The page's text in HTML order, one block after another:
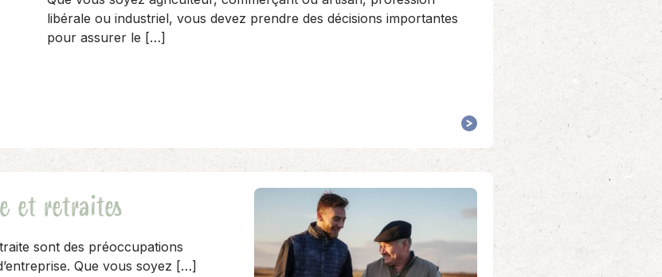
libérale ou industriel, vous devez prendre des décisions importantes
pour assurer le […]
et retraites
sont des préoccupations
Que vous soyez […]